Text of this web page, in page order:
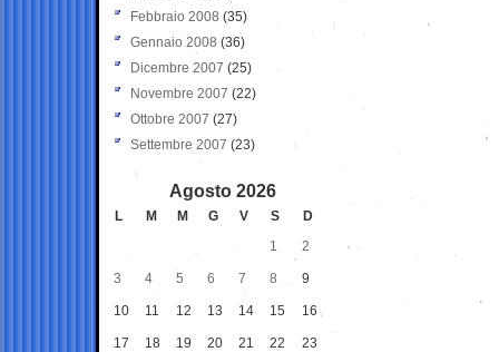
Febbraio 2008 (35)
Gennaio 2008 (36)
Dicembre 2007 (25)
Novembre 2007 (22)
Ottobre 2007 (27)
Settembre 2007 (23)
Agosto 2026
L M M G V S
D
1
2
3 4 5 6 7 8 9
10 11 12 13 14 15 16
17 18 19 20 21 22 23